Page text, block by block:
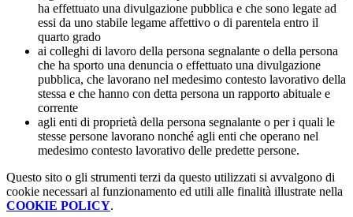
ha effettuato una divulgazione pubblica e che sono legate ad
essi da uno stabile legame affettivo o di parentela entro il
quarto grado
ai colleghi di lavoro della persona segnalante o della persona
che ha sporto una denuncia o effettuato una divulgazione
pubblica, che lavorano nel medesimo contesto lavorativo della
stessa e che hanno con detta persona un rapporto abituale e
corrente
agli enti di proprietà della persona segnalante o per i quali le
stesse persone lavorano nonché agli enti che operano nel
medesimo contesto lavorativo delle predette persone.
Questo sito o gli strumenti terzi da questo utilizzati si avvalgono di
cookie necessari al funzionamento ed utili alle finalità illustrate nella
COOKIE POLICY.